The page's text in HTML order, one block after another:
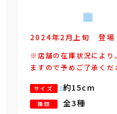
2024年2月 上旬 登場
※店舗の在庫状況により
ますので予めご了承くだ
サイズ 約15cm
種類 全3種